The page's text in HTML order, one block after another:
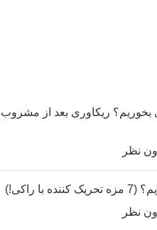
ريكاوری بعد از مشروب
نظر
با راکی!)
نظر